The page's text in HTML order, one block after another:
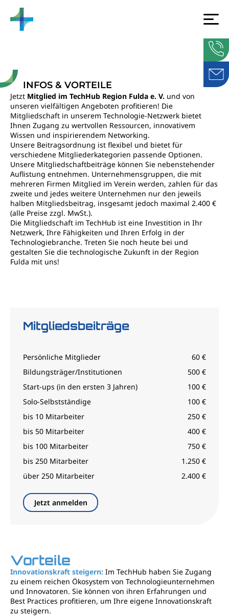
INFOS & VORTEILE
Jetzt Mitglied im TechHub Region Fulda e. V. und von
unseren vielfältigen Angeboten profitieren! Die
Mitgliedschaft in unserem Technologie-Netzwerk bietet
Ihnen Zugang zu wertvollen Ressourcen, innovativem
Wissen und inspirierendem Networking.
Unsere Beitragsordnung ist flexibel und bietet für
verschiedene Mitgliederkategorien passende Optionen.
Unsere Mitgliedschaftbeiträge können Sie nebenstehender
Auflistung entnehmen. Unternehmensgruppen, die mit
mehreren Firmen Mitglied im Verein werden, zahlen für das
zweite und jedes weitere Unternehmen nur den jeweils
halben Mitgliedsbeitrag, insgesamt jedoch maximal 2.400 €
(alle Preise zzgl. MwSt.).
Die Mitgliedschaft im TechHub ist eine Investition in Ihr
Netzwerk, Ihre Fähigkeiten und Ihren Erfolg in der
Technologiebranche. Treten Sie noch heute bei und
gestalten Sie die technologische Zukunft in der Region
Fulda mit uns!
Mitgliedsbeiträge
Persönliche Mitglieder
60 €
Bildungsträger/Institutionen
500 €
Start-ups (in den ersten 3 Jahren)
100 €
Solo-Selbstständige
100 €
bis 10 Mitarbeiter
250 €
bis 50 Mitarbeiter
400 €
bis 100 Mitarbeiter
750 €
bis 250 Mitarbeiter
1.250 €
über 250 Mitarbeiter
2.400 €
Jetzt anmelden
Vorteile
Innovationskraft steigern: Im TechHub haben Sie Zugang
zu einem reichen Ökosystem von Technologieunternehmen
und Innovatoren. Sie können von ihren Erfahrungen und
Best Practices profitieren, um Ihre eigene Innovationskraft
zu steigern.